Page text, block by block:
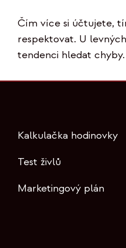
Čím více si účtujete,
respektovat. U
tendenci hledat
Kalkulačka hodinovky
Test živlů
Marketingový plán